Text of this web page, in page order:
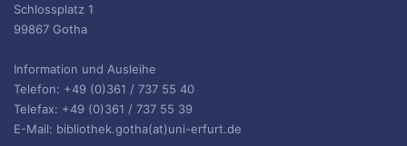
Schlossplatz 1
99867 Gotha
Information und Ausleihe
Telefon: +49 (0)361 / 737 55 40
Telefax: +49 (0)361 / 737 55 39
E-Mail: bibliothek.gotha(at)uni-erfurt.de